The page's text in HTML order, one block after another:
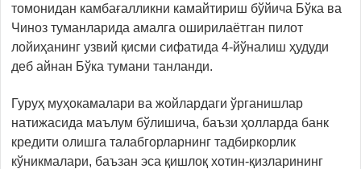
томонидан камбағалликни камайтириш бўйича Бўка ва
Чиноз туманларида амалга оширилаётган пилот
лойиҳанинг узвий қисми сифатида 4-йўналиш ҳудуди
деб айнан Бўка тумани танланди.
Гуруҳ муҳокамалари ва жойлардаги ўрганишлар
натижасида маълум бўлишича, баъзи ҳолларда банк
кредити олишга талабгорларнинг тадбиркорлик
кўникмалари, баъзан эса қишлоқ хотин-қизларининг